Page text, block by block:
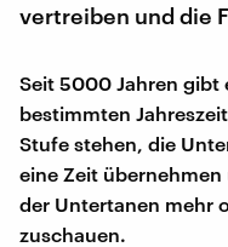
vertreiben und die
Seit 5000 Jahren gibt
bestimmten
Stufe stehen, die
eine Zeit übernehmen
der Untertanen mehr
zuschauen.